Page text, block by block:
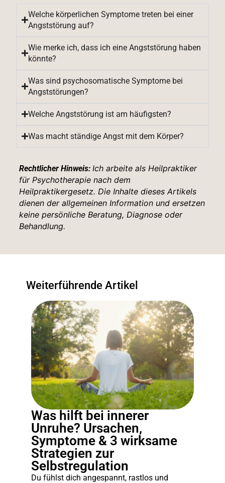
Welche körperlichen Symptome treten bei einer
Angststörung auf?
Wie merke ich, dass ich eine Angststörung haben
könnte?
Was sind psychosomatische Symptome bei
Angststörungen?
Welche Angststörung ist am häufigsten?
Was macht ständige Angst mit dem Körper?
Rechtlicher Hinweis: Ich arbeite als Heilpraktiker
für Psychotherapie nach dem
Heilpraktikergesetz. Die Inhalte dieses Artikels
dienen der allgemeinen Information und ersetzen
keine persönliche Beratung, Diagnose oder
Behandlung.
Weiterführende Artikel
Was hilft bei innerer
Unruhe? Ursachen,
Symptome & 3 wirksame
Strategien zur
Selbstregulation
Du fühlst dich angespannt, rastlos und